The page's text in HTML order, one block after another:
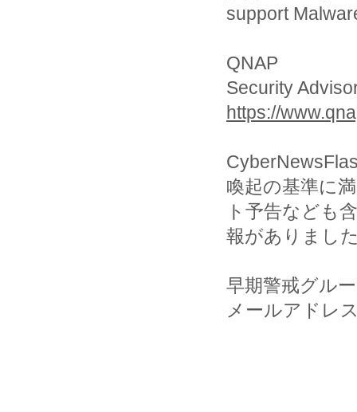
support
QNAP
Security
https://
喚起の基準に
ト予告なども
報がありまし
早期警戒グル
メールアドレ